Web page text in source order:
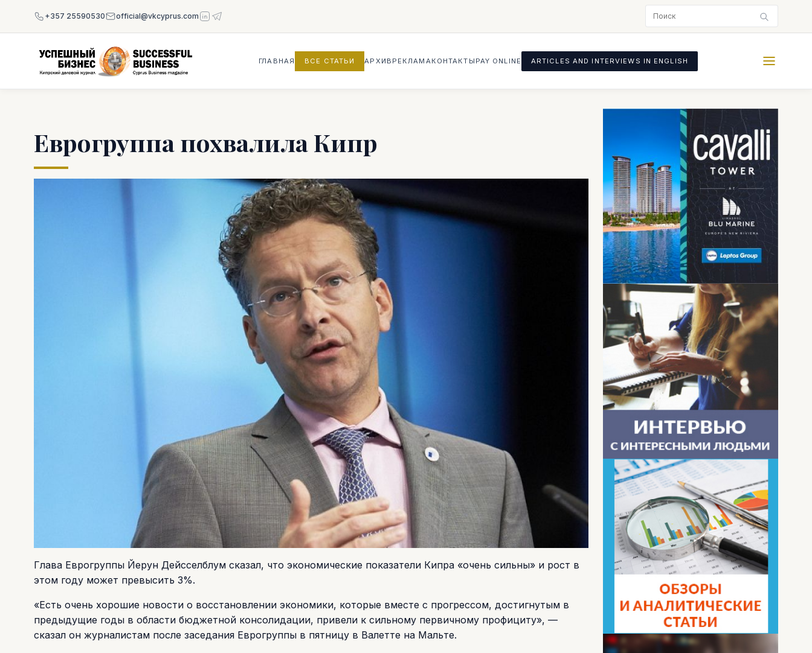
+357 25590530 official@vkcyprus.com
ГЛАВНАЯ ВСЕ СТАТЬИ АРХИВ РЕКЛАМА КОНТАКТЫ PAY ONLINE ARTICLES AND INTERVIEWS IN ENGLISH
Еврогруппа похвалила Кипр
Глава Еврогруппы Йерун Дейсселблум сказал, что экономические показатели Кипра «очень сильны» и рост в
этом году может превысить 3%.
«Есть очень хорошие новости о восстановлении экономики, которые вместе с прогрессом, достигнутым в
предыдущие годы в области бюджетной консолидации, привели к сильному первичному профициту», —
сказал он журналистам после заседания Еврогруппы в пятницу в Валетте на Мальте.